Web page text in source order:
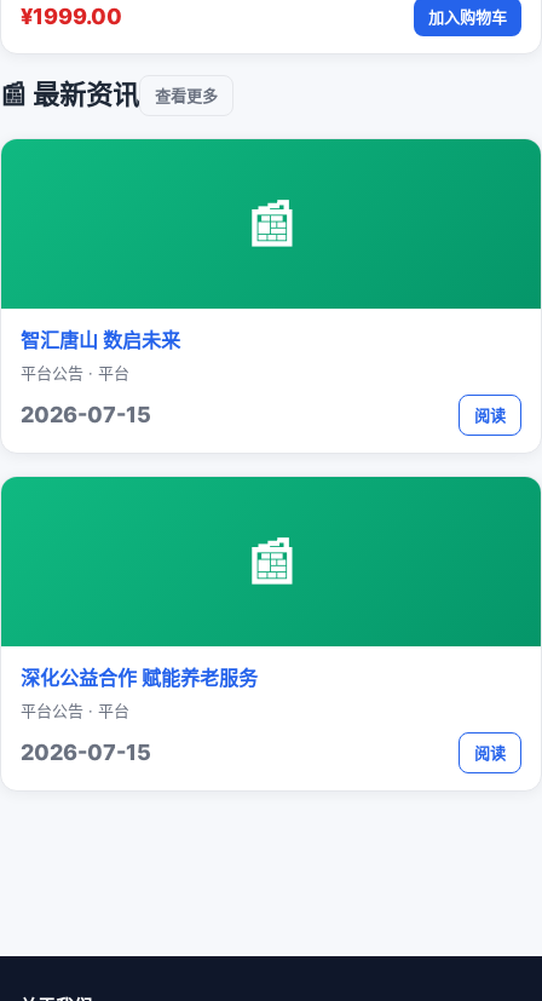
¥1999.00 加入购物车
📰 最新资讯 查看更多
📰
智汇唐山 数启未来
平台公告 · 平台
2026-07-15 阅读
📰
深化公益合作 赋能养老服务
平台公告 · 平台
2026-07-15 阅读